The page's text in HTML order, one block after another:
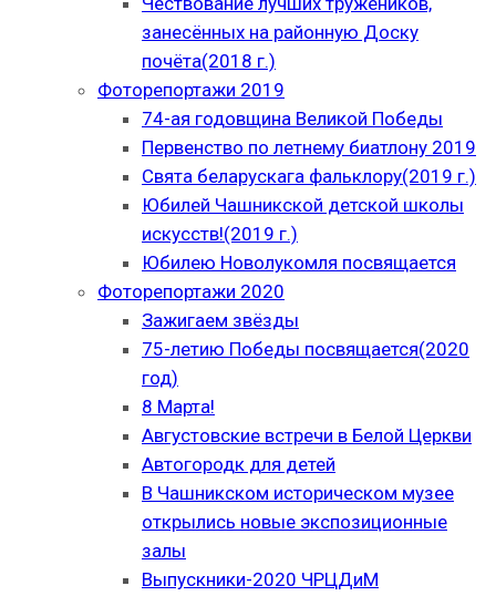
занесённых на районную Доску
почёта(2018 г.)
Фоторепортажи 2019
74-ая годовщина Великой Победы
Первенство по летнему биатлону 2019
Свята беларускага фальклору(2019 г.)
Юбилей Чашникской детской школы
искусств!(2019 г.)
Юбилею Новолукомля посвящается
Фоторепортажи 2020
Зажигаем звёзды
75-летию Победы посвящается(2020
год)
8 Марта!
Августовские встречи в Белой Церкви
Автогородк для детей
В Чашникском историческом музее
открылись новые экспозиционные
залы
Выпускники-2020 ЧРЦДиМ